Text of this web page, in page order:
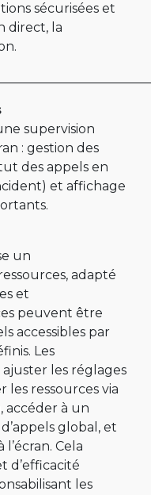
sécurisées et
direct, la
supervision
: gestion des
des appels en
et affichage
un
adapté
et
peuvent être
accessibles par
Les
les réglages
les ressources via
accéder à un
global, et
Cela
d’efficacité
les